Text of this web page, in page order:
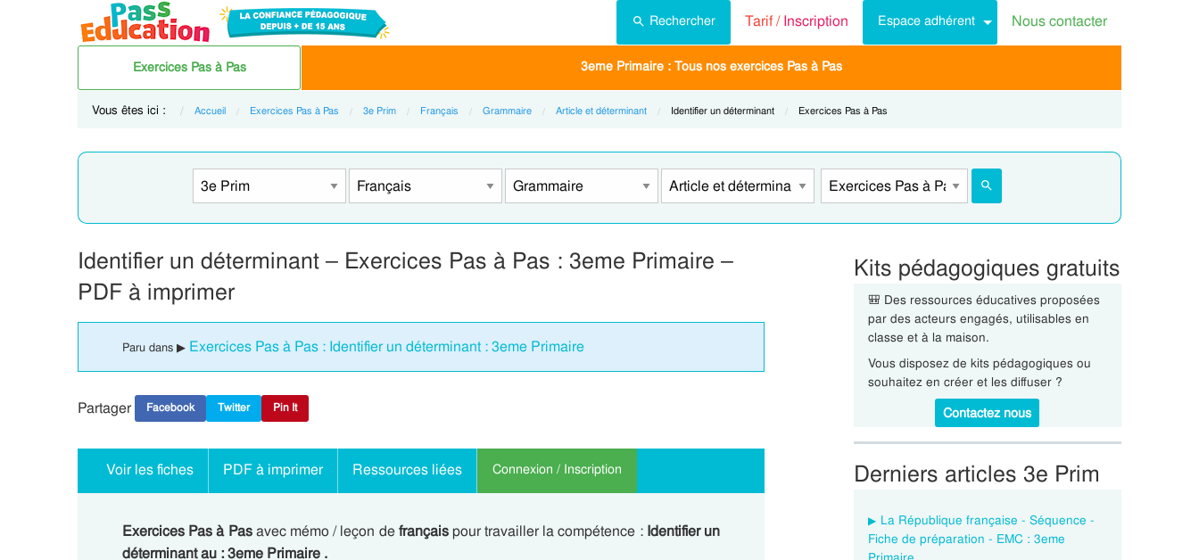
Rechercher Tarif /Inscription Espace adhérent Nous contacter
Exercices Pas à Pas 3eme Primaire : Tous nos exercices Pas à Pas
Vous êtes ici : Accueil Exercices Pas à Pas 3e Prim Français Grammaire Article et déterminant Current:
Identifier un déterminant Current:
Exercices Pas à Pas
Identifier un déterminant – Exercices Pas à Pas : 3eme Primaire –
PDF à imprimer
Paru dans ▶ Exercices Pas à Pas : Identifier un déterminant : 3eme Primaire
Partager Facebook Twitter Pin It
Voir les fiches PDF à imprimer Ressources liées Connexion / Inscription
Exercices Pas à Pasavec mémo / leçon defrançaispour travailler la compétence :Identifier un
déterminant au : 3eme Primaire .
Kits pédagogiques gratuits
🎒 Des ressources éducatives proposées
par des acteurs engagés, utilisables en
classe et à la maison.
Vous disposez de kits pédagogiques ou
souhaitez en créer et les diffuser ?
Contactez nous
Derniers articles 3e Prim
La République française - Séquence -
Fiche de préparation - EMC : 3eme